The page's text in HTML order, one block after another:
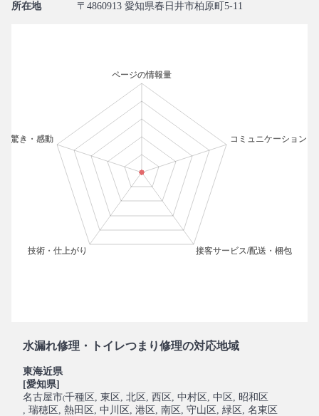
所在地 〒4860913 愛知県春日井市柏原町5-11
水漏れ修理・トイレつまり修理の対応地域
東海近県
[愛知県]
名古屋市(千種区 , 東区 , 北区 , 西区 , 中村区 , 中区 , 昭和区
, 瑞穂区 , 熱田区 , 中川区 , 港区 , 南区 , 守山区 , 緑区 , 名東区